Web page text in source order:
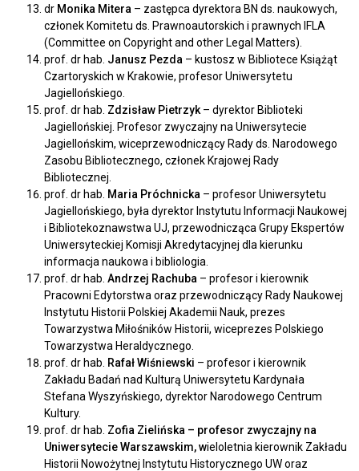
dr Monika Mitera – zastępca dyrektora BN ds. naukowych,
członek Komitetu ds. Prawnoautorskich i prawnych IFLA
(Committee on Copyright and other Legal Matters).
prof. dr hab. Janusz Pezda – kustosz w Bibliotece Książąt
Czartoryskich w Krakowie, profesor Uniwersytetu
Jagiellońskiego.
prof. dr hab. Zdzisław Pietrzyk – dyrektor Biblioteki
Jagiellońskiej. Profesor zwyczajny na Uniwersytecie
Jagiellońskim, wiceprzewodniczący Rady ds. Narodowego
Zasobu Bibliotecznego, członek Krajowej Rady
Bibliotecznej.
prof. dr hab. Maria Próchnicka – profesor Uniwersytetu
Jagiellońskiego, była dyrektor Instytutu Informacji Naukowej
i Bibliotekoznawstwa UJ, przewodnicząca Grupy Ekspertów
Uniwersyteckiej Komisji Akredytacyjnej dla kierunku
informacja naukowa i bibliologia.
prof. dr hab. Andrzej Rachuba – profesor i kierownik
Pracowni Edytorstwa oraz przewodniczący Rady Naukowej
Instytutu Historii Polskiej Akademii Nauk, prezes
Towarzystwa Miłośników Historii, wiceprezes Polskiego
Towarzystwa Heraldycznego.
prof. dr hab. Rafał Wiśniewski – profesor i kierownik
Zakładu Badań nad Kulturą Uniwersytetu Kardynała
Stefana Wyszyńskiego, dyrektor Narodowego Centrum
Kultury.
prof. dr hab. Zofia Zielińska – profesor zwyczajny na
Uniwersytecie Warszawskim, wieloletnia kierownik Zakładu
Historii Nowożytnej Instytutu Historycznego UW oraz